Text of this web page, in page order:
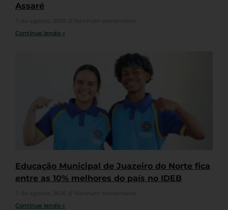
Assaré
Continue lendo »
Educação Municipal de Juazeiro do Norte fica
entre as 10% melhores do país no IDEB
Continue lendo »